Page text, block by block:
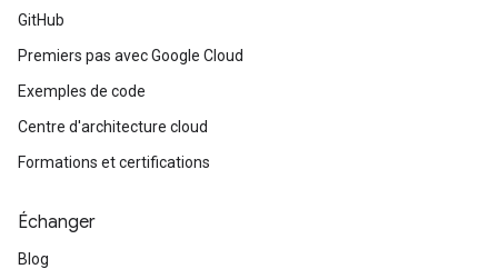
GitHub
Premiers pas avec Google Cloud
Exemples de code
Centre d'architecture cloud
Formations et certifications
Échanger
Blog